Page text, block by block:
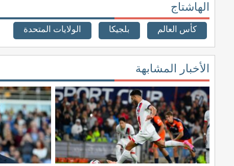
الهاشتاج
كأس العالم بلجيكا الولايات المتحدة
الأخبار المشابهة